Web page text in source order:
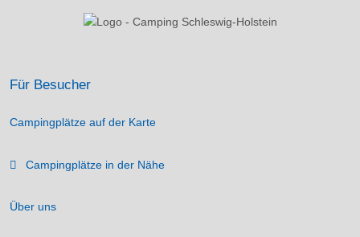
Für Besucher
Campingplätze auf der Karte
Campingplätze in der Nähe
Über uns